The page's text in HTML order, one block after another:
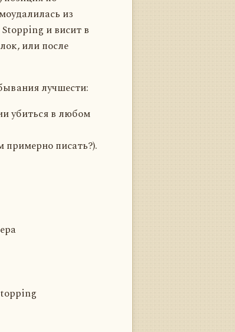
из
и висит в
или после
лучшести:
убиться в любом
примерно писать?).